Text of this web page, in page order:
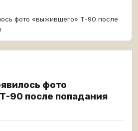
фото «выжившего» Т-90 после
фото
90 после попадания